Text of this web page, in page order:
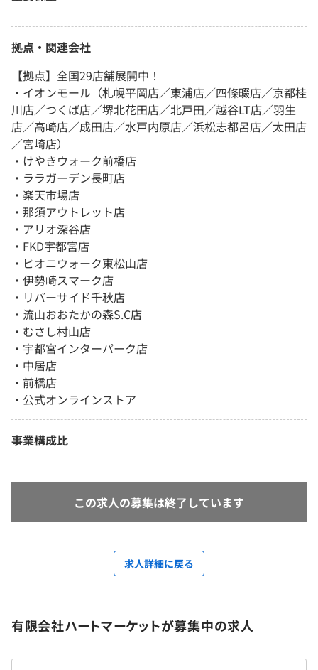
拠点・関連会社
【拠点】全国29店舗展開中！
・イオンモール（札幌平岡店／東浦店／四條畷店／京都桂
川店／つくば店／堺北花田店／北戸田／越谷LT店／羽生
店／高崎店／成田店／水戸内原店／浜松志都呂店／太田店
／宮崎店）
・けやきウォーク前橋店
・ララガーデン長町店
・楽天市場店
・那須アウトレット店
・アリオ深谷店
・FKD宇都宮店
・ピオニウォーク東松山店
・伊勢崎スマーク店
・リバーサイド千秋店
・流山おおたかの森S.C店
・むさし村山店
・宇都宮インターパーク店
・中居店
・前橋店
・公式オンラインストア
事業構成比
この求人の募集は終了しています
求人詳細に戻る
有限会社ハートマーケットが募集中の求人